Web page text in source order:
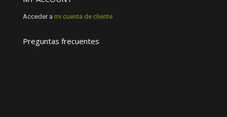
Acceder a mi cuenta de cliente
Preguntas frecuentes